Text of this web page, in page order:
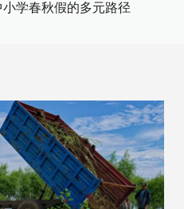
学春秋假的多元路径